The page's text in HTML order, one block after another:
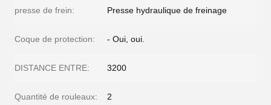
presse de frein: Presse hydraulique de freinage
Coque de protection: - Oui, oui.
DISTANCE ENTRE: 3200
Quantité de rouleaux: 2